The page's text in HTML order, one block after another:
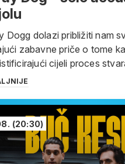
Dogg dolazi približiti nam
zabavne priče o tome
cijeli proces
(20:30)